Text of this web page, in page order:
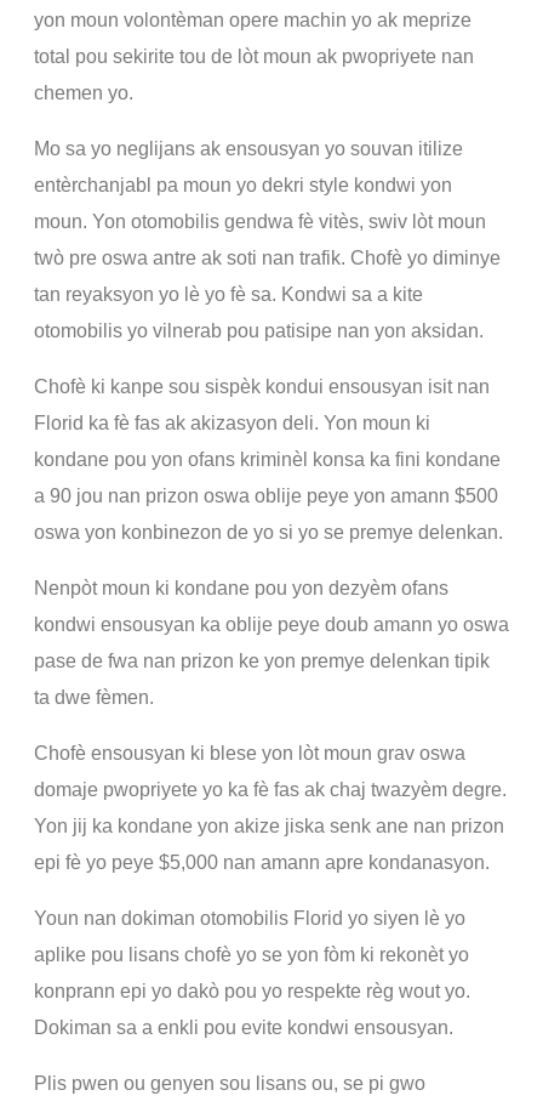
yon moun volontèman opere machin yo ak meprize
total pou sekirite tou de lòt moun ak pwopriyete nan
chemen yo.
Mo sa yo neglijans ak ensousyan yo souvan itilize
entèrchanjabl pa moun yo dekri style kondwi yon
moun. Yon otomobilis gendwa fè vitès, swiv lòt moun
twò pre oswa antre ak soti nan trafik. Chofè yo diminye
tan reyaksyon yo lè yo fè sa. Kondwi sa a kite
otomobilis yo vilnerab pou patisipe nan yon aksidan.
Chofè ki kanpe sou sispèk kondui ensousyan isit nan
Florid ka fè fas ak akizasyon deli. Yon moun ki
kondane pou yon ofans kriminèl konsa ka fini kondane
a 90 jou nan prizon oswa oblije peye yon amann $500
oswa yon konbinezon de yo si yo se premye delenkan.
Nenpòt moun ki kondane pou yon dezyèm ofans
kondwi ensousyan ka oblije peye doub amann yo oswa
pase de fwa nan prizon ke yon premye delenkan tipik
ta dwe fèmen.
Chofè ensousyan ki blese yon lòt moun grav oswa
domaje pwopriyete yo ka fè fas ak chaj twazyèm degre.
Yon jij ka kondane yon akize jiska senk ane nan prizon
epi fè yo peye $5,000 nan amann apre kondanasyon.
Youn nan dokiman otomobilis Florid yo siyen lè yo
aplike pou lisans chofè yo se yon fòm ki rekonèt yo
konprann epi yo dakò pou yo respekte règ wout yo.
Dokiman sa a enkli pou evite kondwi ensousyan.
Plis pwen ou genyen sou lisans ou, se pi gwo